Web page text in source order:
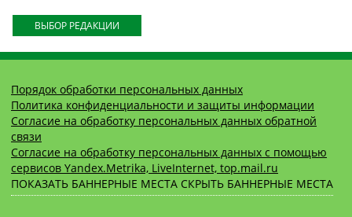
ВЫБОР РЕДАКЦИИ
Порядок обработки персональных данных
Политика конфиденциальности и защиты информации
Согласие на обработку персональных данных обратной
связи
Согласие на обработку персональных данных с помощью
сервисов Yandex.Metrika, LiveInternet, top.mail.ru
ПОКАЗАТЬ БАННЕРНЫЕ МЕСТА СКРЫТЬ БАННЕРНЫЕ МЕСТА